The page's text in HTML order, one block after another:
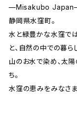
—Misakubo
静岡県水窪町。
水と緑豊かな水窪で
と、自然の中での暮ら
山のお水で染め、太
ち。
水窪の恵みをみなさま